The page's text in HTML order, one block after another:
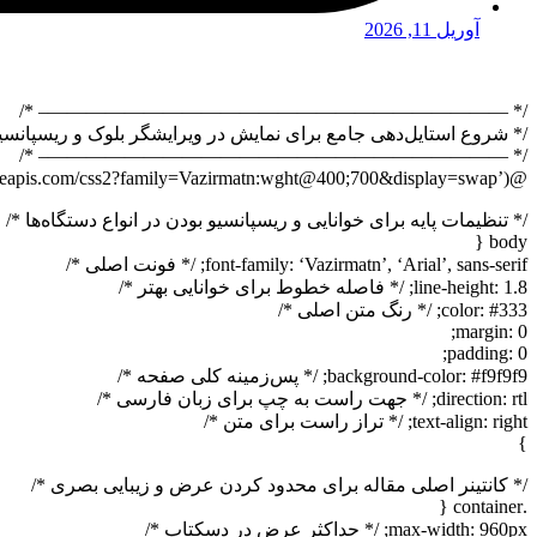
آوریل 11, 2026
/* ————————————————————————– */
/* شروع استایل‌دهی جامع برای نمایش در ویرایشگر بلوک و
/* ————————————————————————– */
@import url(‘https://fonts.googleapis.com/css2?family=Vazirmatn:wght@400;700&display=swap’); /* فونت مناسب فارسی */
/* تنظیمات پایه برای خوانایی و ریسپانسیو بودن در انواع دستگاه‌ها */
body {
font-family: ‘Vazirmatn’, ‘Arial’, sans-serif; /* فونت اصلی */
line-height: 1.8; /* فاصله خطوط برای خوانایی بهتر */
color: #333; /* رنگ متن اصلی */
margin: 0;
padding: 0;
background-color: #f9f9f9; /* پس‌زمینه کلی صفحه */
direction: rtl; /* جهت راست به چپ برای زبان فارسی */
text-align: right; /* تراز راست برای متن */
}
/* کانتینر اصلی مقاله برای محدود کردن عرض و زیبایی بصری */
.container {
max-width: 960px; /* حداکثر عرض در دسکتاپ */